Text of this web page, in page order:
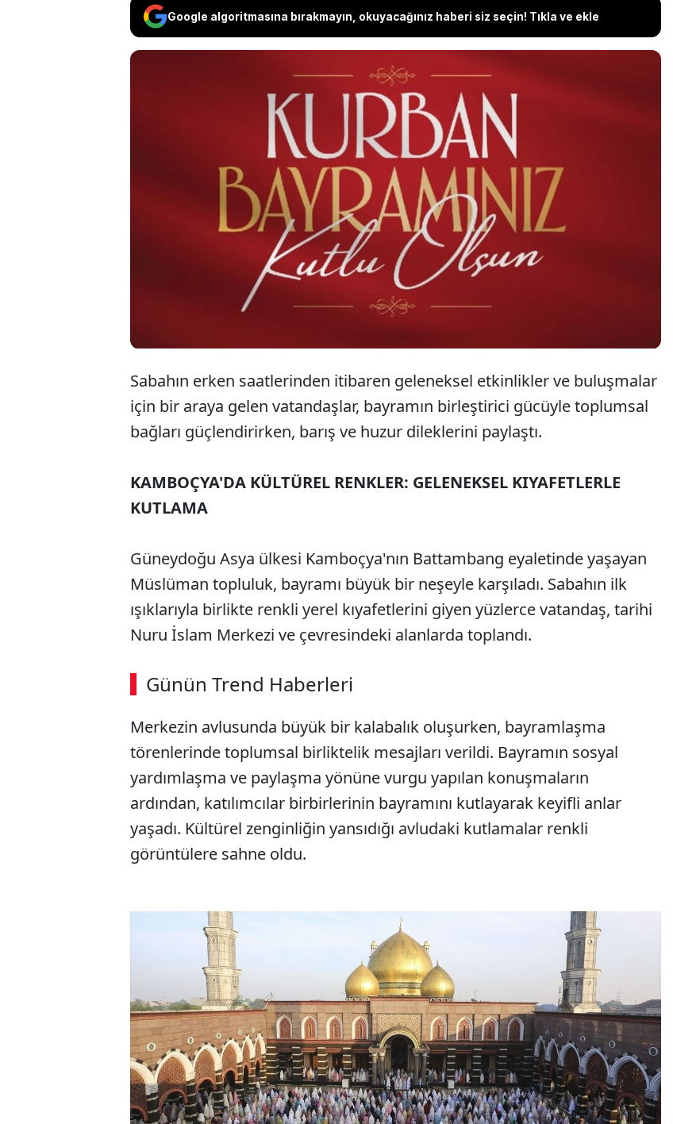
Google algoritmasına bırakmayın, okuyacağınız haberi siz seçin! Tıkla ve ekle
Geleneksel Kurban Bayramı, dünya genelinde milyonlarca insanı
ortak bir sevinç, dayanışma ve barış atmosferinde bir araya getirdi.
Kamboçya’dan Gürcistan’a, Özbekistan’dan farklı coğrafyalara kadar
uzanan geniş bir hat üzerinde kent meydanları ve tarihi alanlar,
bayramın getirdiği kültürel hareketlilikle doldu taştı.
Sabahın erken saatlerinden itibaren geleneksel etkinlikler ve buluşmalar
için bir araya gelen vatandaşlar, bayramın birleştirici gücüyle toplumsal
bağları güçlendirirken, barış ve huzur dileklerini paylaştı.
KAMBOÇYA'DA KÜLTÜREL RENKLER: GELENEKSEL KIYAFETLERLE
KUTLAMA
Güneydoğu Asya ülkesi Kamboçya'nın Battambang eyaletinde yaşayan
Müslüman topluluk, bayramı büyük bir neşeyle karşıladı. Sabahın ilk
ışıklarıyla birlikte renkli yerel kıyafetlerini giyen yüzlerce vatandaş, tarihi
Nuru İslam Merkezi ve çevresindeki alanlarda toplandı.
Günün Trend Haberleri
Merkezin avlusunda büyük bir kalabalık oluşurken, bayramlaşma
törenlerinde toplumsal birliktelik mesajları verildi. Bayramın sosyal
yardımlaşma ve paylaşma yönüne vurgu yapılan konuşmaların
ardından, katılımcılar birbirlerinin bayramını kutlayarak keyifli anlar
yaşadı. Kültürel zenginliğin yansıdığı avludaki kutlamalar renkli
görüntülere sahne oldu.